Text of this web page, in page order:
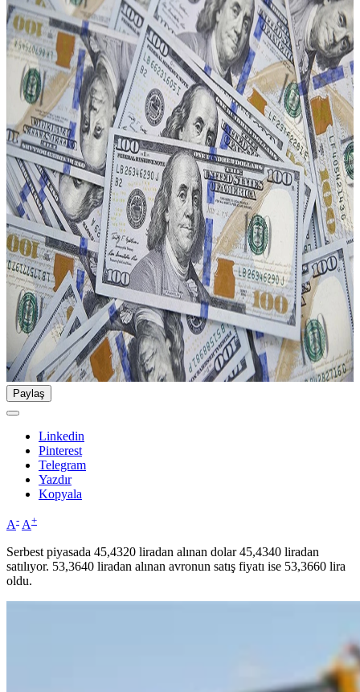
Paylaş
Linkedin
Pinterest
Telegram
Yazdır
Kopyala
A- A+
Serbest piyasada 45,4320 liradan alınan dolar 45,4340 liradan
satılıyor. 53,3640 liradan alınan avronun satış fiyatı ise 53,3660 lira
oldu.